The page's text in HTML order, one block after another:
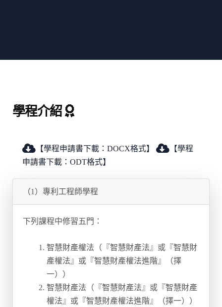
學程介紹
【學程申請書下載：DOCX格式】
【學程
申請書下載：ODT格式】
（1）專利工程師學程
下列課程中修習五門：
智慧財產權法（『智慧財產法』或『智慧財
產權法』或『智慧財產權法進階』（擇
一））
智慧財產法（『智慧財產法』或『智慧財產
權法』或『智慧財產權法進階』（擇一））